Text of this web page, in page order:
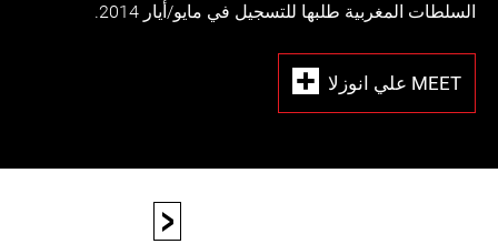
السلطات المغربية طلبها للتسجيل في مايو/أيار 2014.
MEET علي انوزلا
<